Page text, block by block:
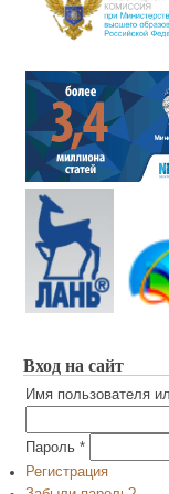
Вход на сайт
Имя пользователя
Пароль *
Регистрация